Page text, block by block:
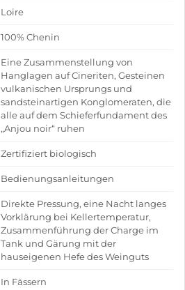
Loire
100% Chenin
Eine Zusammenstellung von
Hanglagen auf Cineriten, Gesteinen
vulkanischen Ursprungs und
sandsteinartigen Konglomeraten, die
alle auf dem Schieferfundament des
„Anjou noir“ ruhen
Zertifiziert biologisch
Bedienungsanleitungen
Direkte Pressung, eine Nacht langes
Vorklärung bei Kellertemperatur,
Zusammenführung der Charge im
Tank und Gärung mit der
hauseigenen Hefe des Weinguts
In Fässern